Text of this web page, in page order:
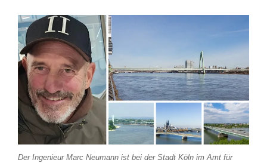
Der Ingenieur Marc Neumann ist bei der Stadt Köln im Amt für